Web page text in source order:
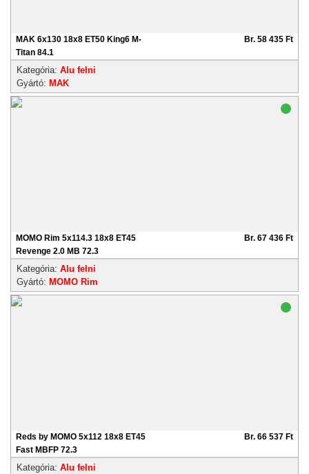
MAK 6x130 18x8 ET50 King6 M-
Titan 84.1
Br. 58 435 Ft
Kategória: Alu felni
Gyártó: MAK
MOMO Rim 5x114.3 18x8 ET45
Revenge 2.0 MB 72.3
Br. 67 436 Ft
Kategória: Alu felni
Gyártó: MOMO Rim
Reds by MOMO 5x112 18x8 ET45
Fast MBFP 72.3
Br. 66 537 Ft
Kategória: Alu felni